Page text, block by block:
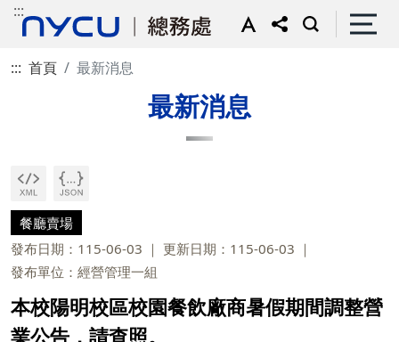
:::
::: 首頁 最新消息
最新消息
餐廳賣場
發布日期：115-06-03
更新日期：115-06-03
發布單位：經營管理一組
本校陽明校區校園餐飲廠商暑假期間調整營
業公告，請查照。